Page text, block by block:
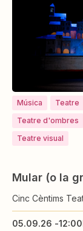
Música
Teatre
Teatre d'ombres
Teatre visual
Mular (o la
Cinc Cèntims
05.09.26 -